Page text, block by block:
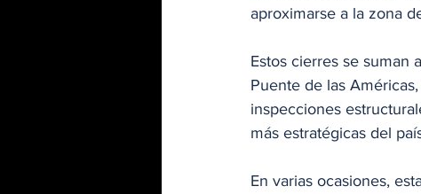
aproximarse a la zona
Estos cierres se suman
Puente de las
inspecciones
más estratégicas del
En varias ocasiones,